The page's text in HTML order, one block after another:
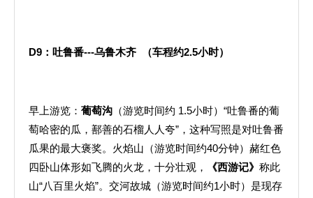
D9 ：吐鲁番---乌鲁木齐 （车程约2.5小时）
早上游览： 葡萄沟 （游览时间约 1.5小时）“吐鲁番的葡
萄哈密的瓜，鄯善的石榴人人夸”，这种写照是对吐鲁番
瓜果的最大褒奖。火焰山（游览时间约40分钟）赭红色
四卧山体形如飞腾的火龙，十分壮观，
《西游记》 称此
山“八百里火焰”。交河故城（游览时间约1小时）是现存